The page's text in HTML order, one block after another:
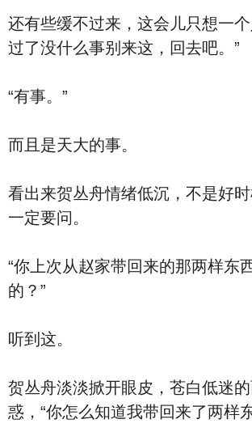
还有些缓不过来，这会儿只想一
过了没什么事别来这，回去吧。”
“有事。”
而且是天大的事。
看出来贺丛舟情绪低沉，不是好
一定要问。
“你上次从赵家带回来的那两样东
的？”
听到这。
贺丛舟淡淡掀开眼皮，苍白低迷
惑，“你怎么知道我带回来了两样